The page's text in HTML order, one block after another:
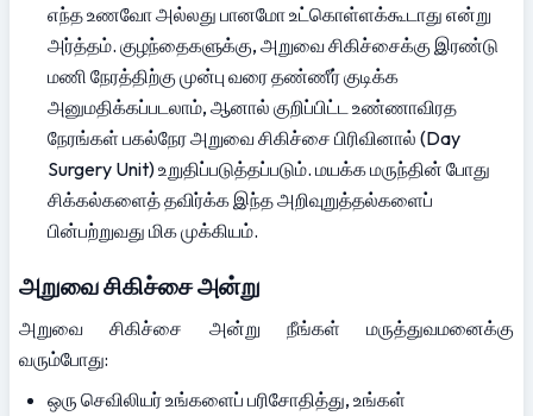
எந்த உணவோ அல்லது பானமோ உட்கொள்ளக்கூடாது என்று
அர்த்தம். குழந்தைகளுக்கு, அறுவை சிகிச்சைக்கு இரண்டு
மணி நேரத்திற்கு முன்பு வரை தண்ணீர் குடிக்க
அனுமதிக்கப்படலாம், ஆனால் குறிப்பிட்ட உண்ணாவிரத
நேரங்கள் பகல்நேர அறுவை சிகிச்சை பிரிவினால் (Day
Surgery Unit) உறுதிப்படுத்தப்படும். மயக்க மருந்தின் போது
சிக்கல்களைத் தவிர்க்க இந்த அறிவுறுத்தல்களைப்
பின்பற்றுவது மிக முக்கியம்.
அறுவை சிகிச்சை அன்று
அறுவை சிகிச்சை அன்று நீங்கள் மருத்துவமனைக்கு
வரும்போது:
ஒரு செவிலியர் உங்களைப் பரிசோதித்து, உங்கள்